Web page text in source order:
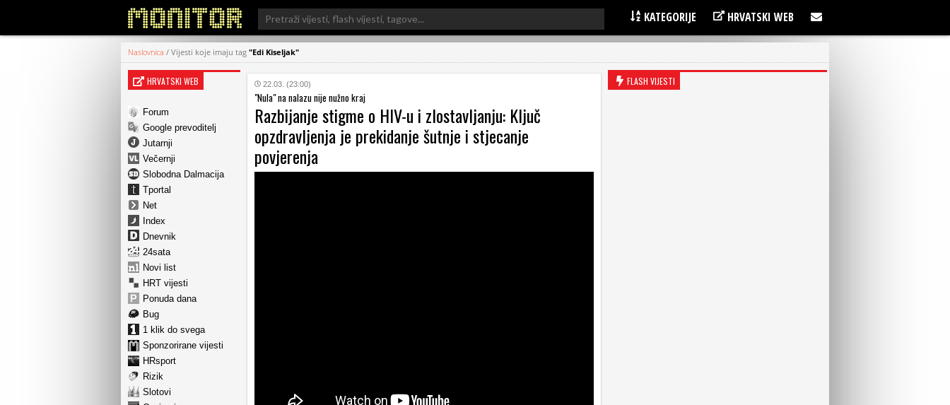
Search
for:
KATEGORIJE HRVATSKI WEB
Naslovnica / Vijesti koje imaju tag "Edi Kiseljak"
HRVATSKI WEB
Forum
Google prevoditelj
Jutarnji
Večernji
Slobodna Dalmacija
Tportal
Net
Index
Dnevnik
24sata
Novi list
HRT vijesti
Ponuda dana
Bug
1 klik do svega
Sponzorirane vijesti
HRsport
Rizik
Slotovi
22.03. (23:00)
"Nula" na nalazu nije nužno kraj
Razbijanje stigme o HIV-u i zlostavljanju: Ključ
opzdravljenja je prekidanje šutnje i stjecanje
povjerenja
FLASH VIJESTI